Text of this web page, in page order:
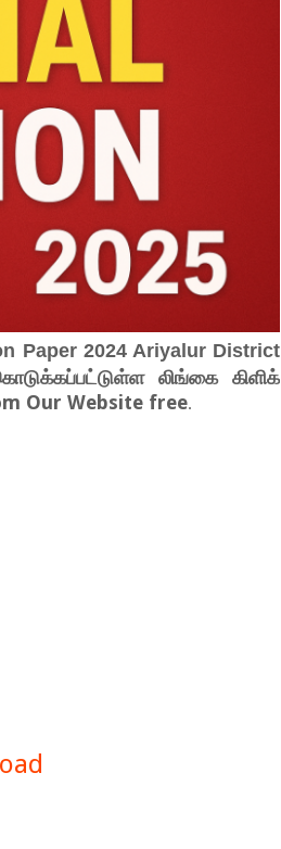
Paper 2024 Ariyalur District
லிங்கை கிளிக்
Our Website free.